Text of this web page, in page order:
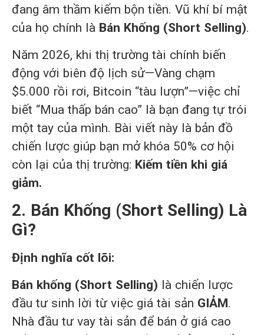
đang âm thầm kiếm bộn tiền. Vũ khí bí mật
của họ chính là Bán Khống (Short Selling).
Năm 2026, khi thị trường tài chính biến
động với biên độ lịch sử—Vàng chạm
$5.000 rồi rơi, Bitcoin “tàu lượn”—việc chỉ
biết “Mua thấp bán cao” là bạn đang tự trói
một tay của mình. Bài viết này là bản đồ
chiến lược giúp bạn mở khóa 50% cơ hội
còn lại của thị trường: Kiếm tiền khi giá
giảm.
2. Bán Khống (Short Selling) Là
Gì?
Định nghĩa cốt lõi:
Bán khống (Short Selling) là chiến lược
đầu tư sinh lời từ việc giá tài sản GIẢM.
Nhà đầu tư vay tài sản để bán ở giá cao